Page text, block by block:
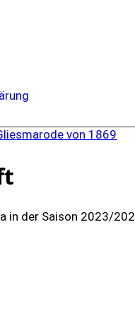
in der Saison 2023/